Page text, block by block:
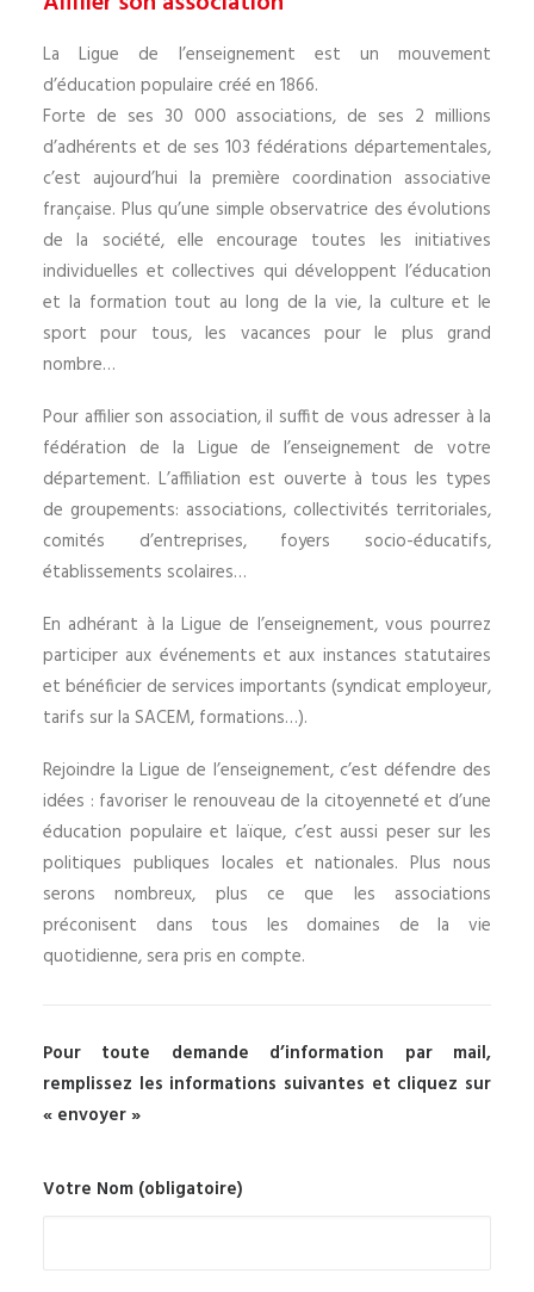
La Ligue de l’enseignement est un mouvement
d’éducation populaire créé en 1866.
Forte de ses 30 000 associations, de ses 2 millions
d’adhérents et de ses 103 fédérations départementales,
c’est aujourd’hui la première coordination associative
française. Plus qu’une simple observatrice des évolutions
de la société, elle encourage toutes les initiatives
individuelles et collectives qui développent l’éducation
et la formation tout au long de la vie, la culture et le
sport pour tous, les vacances pour le plus grand
nombre…
Pour affilier son association, il suffit de vous adresser à la
fédération de la Ligue de l’enseignement de votre
département. L’affiliation est ouverte à tous les types
de groupements: associations, collectivités territoriales,
comités d’entreprises, foyers socio-éducatifs,
établissements scolaires…
En adhérant à la Ligue de l’enseignement, vous pourrez
participer aux événements et aux instances statutaires
et bénéficier de services importants (syndicat employeur,
tarifs sur la SACEM, formations…).
Rejoindre la Ligue de l’enseignement, c’est défendre des
idées : favoriser le renouveau de la citoyenneté et d’une
éducation populaire et laïque, c’est aussi peser sur les
politiques publiques locales et nationales. Plus nous
serons nombreux, plus ce que les associations
préconisent dans tous les domaines de la vie
quotidienne, sera pris en compte.
Pour toute demande d’information par mail,
remplissez les informations suivantes et cliquez sur
« envoyer »
Votre Nom (obligatoire)